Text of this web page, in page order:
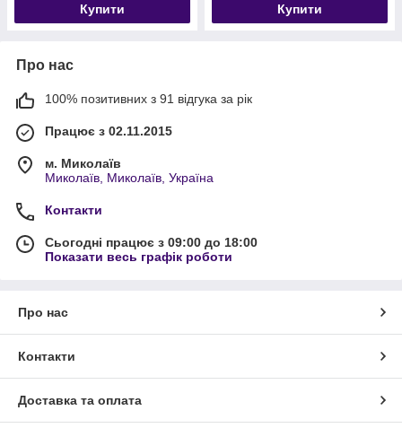
Купити Купити
Про нас
100% позитивних з 91 відгука за рік
Працює з 02.11.2015
м. Миколаїв
Миколаїв, Миколаїв, Україна
Контакти
Сьогодні працює з 09:00 до 18:00
Показати весь графік роботи
Про нас
Контакти
Доставка та оплата